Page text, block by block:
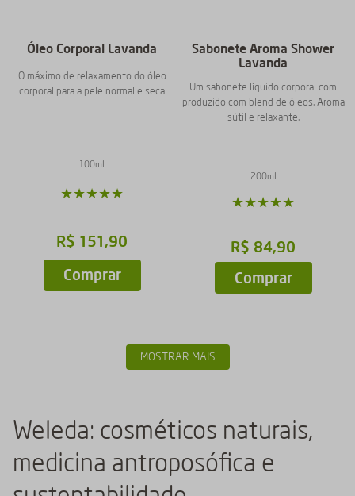
Óleo Corporal Lavanda
O máximo de relaxamento do óleo
corporal para a pele normal e seca
100ml
★★★★★
R$ 151,90
Comprar
Sabonete Aroma Shower
Lavanda
Um sabonete líquido corporal com
produzido com blend de óleos. Aroma
sútil e relaxante.
200ml
★★★★★
R$ 84,90
Comprar
MOSTRAR MAIS
Weleda: cosméticos naturais,
medicina antroposófica e